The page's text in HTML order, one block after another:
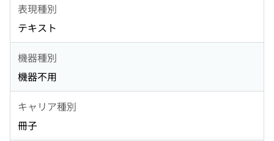
表現種別
テキスト
機器種別
機器不用
キャリア種別
冊子